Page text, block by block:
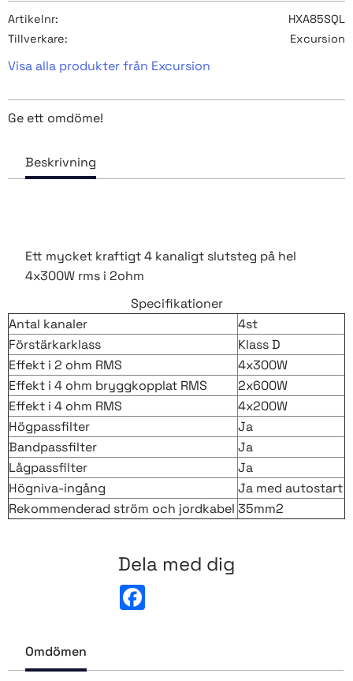
Artikelnr
HXA85SQL
Tillverkare
Excursion
Visa alla produkter från Excursion
Ge ett omdöme!
Ett mycket kraftigt 4 kanaligt slutsteg på hel
4x300W rms i 2ohm
Specifikationer
Antal kanaler
4st
Förstärkarklass
Klass D
Effekt i 2 ohm RMS
4x300W
Effekt i 4 ohm bryggkopplat RMS
2x600W
Effekt i 4 ohm RMS
4x200W
Högpassfilter
Ja
Bandpassfilter
Ja
Lågpassfilter
Ja
Högniva-ingång
Ja med autostart
Rekommenderad ström och jordkabel 35mm2
Dela med dig
o
Omdömen